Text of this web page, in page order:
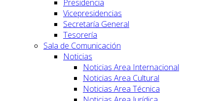
Presidencia
Vicepresidencias
Secretaría General
Tesorería
Sala de Comunicación
Noticias
Noticias Area Internacional
Noticias Area Cultural
Noticias Area Técnica